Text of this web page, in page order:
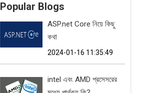
Popular Blogs
ASP.net Core নিয়ে কিছু
কথা
2024-01-16 11:35:49
intel এবং AMD প্রসেসরের